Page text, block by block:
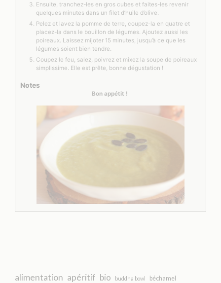
Ensuite, tranchez-les en gros cubes et faites-les revenir
quelques minutes dans un filet d’huile d’olive.
Pelez et lavez la pomme de terre, coupez-la en quatre et
placez-la dans le bouillon de légumes. Ajoutez aussi les
poireaux. Laissez mijoter 15 minutes, jusqu’à ce que les
légumes soient bien tendre.
Coupez le feu, salez, poivrez et mixez la soupe de poireaux
simplissime. Elle est prête, bonne dégustation !
Notes
Bon appétit !
alimentation apéritif bio buddha bowl béchamel